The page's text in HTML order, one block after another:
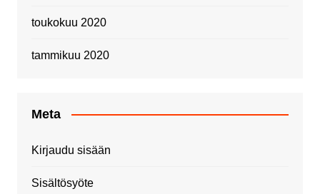
toukokuu 2020
tammikuu 2020
Meta
Kirjaudu sisään
Sisältösyöte